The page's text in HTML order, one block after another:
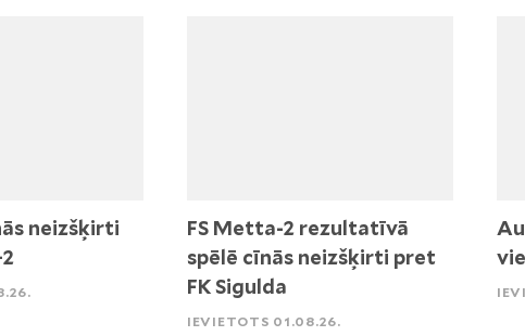
neizšķirti
FS Metta-2 rezultatīvā
spēlē cīnās neizšķirti pret
FK Sigulda
IEVIETOTS 01.08.26.